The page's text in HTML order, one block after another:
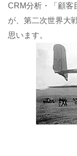
CRM分析・「顧客
が、第二次世界大
思います。